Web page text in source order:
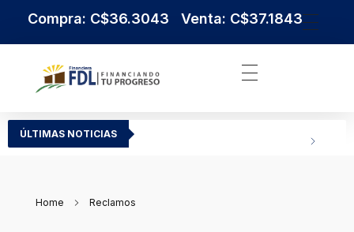
Compra: C$36.3043 Venta: C$37.1843
ÚLTIMAS NOTICIAS
Home Reclamos